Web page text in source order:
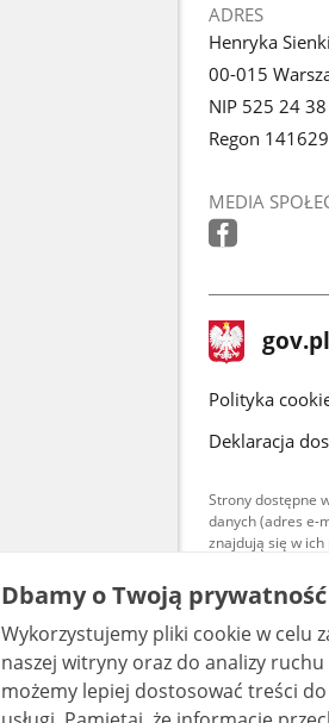
ADRES
Henryka
00-015
NIP 525 24
Regon
MEDIA
stopka
gov.pl Strona
gov.pl
gov.pl
Polityka
Deklaracja
Strony dostępne
danych (adres e-
znajdują się w
są
Dbamy o Twoją prywatność
Wykorzystujemy pliki cookie w celu
naszej witryny oraz do analizy ruchu i
możemy lepiej dostosować treści